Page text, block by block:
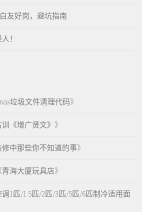
友好岗，避坑指南
！
垃圾文件清理代码》
《增广贤文》 》
修中那些你不知道的事》
青海大厦玩具店》
调1匹/1.5匹/2匹/3匹/5匹/6匹制冷适用面